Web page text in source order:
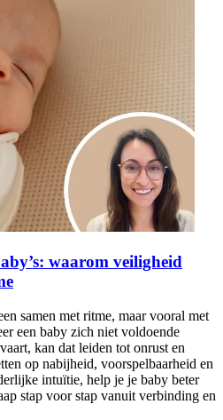
waarom veiligheid
samen met ritme, maar vooral met
een baby zich niet voldoende
kan dat leiden tot onrust en
op nabijheid, voorspelbaarheid en
intuïtie, help je je baby beter
stap voor stap vanuit verbinding en